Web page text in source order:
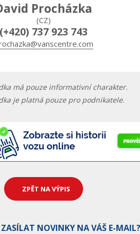
Procházka
(CZ)
(+420) 737 923 743
má pouze informativní charakter.
je platná pouze pro podnikatele.
ZPĚT NA VÝPIS
ZASÍLAT NOVINKY NA VÁŠ E-MAIL?